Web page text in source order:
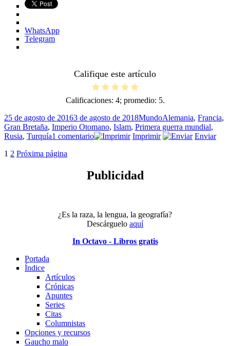
WhatsApp
Telegram
Califique este artículo
Calificaciones: 4; promedio: 5.
Publicado
el
25 de agosto de 20163 de agosto de 2018Categorías
MundoEtiquetas
Alemania, Francia,
Gran Bretaña, Imperio Otomano, Islam, Primera guerra mundial,
Rusia, Turquía1 comentarioen
Oriente
Imprimir Enviar
Paginación
Página
1 Página
2 Próxima página
Publicidad
¿Es la raza, la lengua, la geografía?
Descárguelo aquí
In Octavo - Libros gratis
Portada
Índice
Artículos
Crónicas
Apuntes
Series
Citas
Columnistas
Opciones y recursos
Gaucho malo